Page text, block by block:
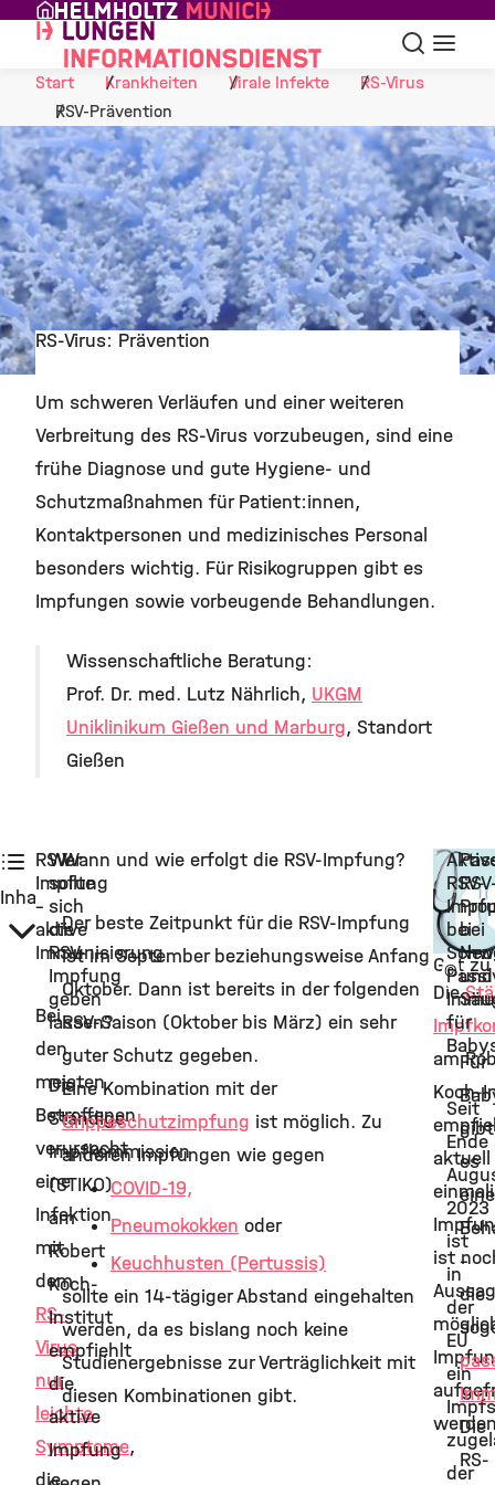
Skip to Content
Suche
Start
Krankheiten Virale Infekte
RS-Virus
RSV-Prävention
RS-Virus: Prävention
Um schweren Verläufen und einer weiteren
Verbreitung des RS-Virus vorzubeugen, sind eine
frühe Diagnose und gute Hygiene- und
Schutzmaßnahmen für Patient:innen,
Kontaktpersonen und medizinisches Personal
besonders wichtig. Für Risikogruppen gibt es
Impfungen sowie vorbeugende Behandlungen.
Wissenschaftliche Beratung:
Prof. Dr. med. Lutz Nährlich, UKGM
Uniklinikum Gießen und Marburg, Standort
Gießen
Inhalt
RSV-
Impfung
–
aktive
Immunisierung
Bei
den
meisten
Betroffenen
verursacht
eine
Infektion
mit
dem
RS-
Virus
nur
leichte
Symptome,
die
Wer
sollte
sich
die
RSV-
Impfung
geben
lassen?
Die
Ständige
Impfkommission
(STIKO)
am
Robert
Koch-
Institut
empfiehlt
die
aktive
Impfung
Wann und wie erfolgt die RSV-Impfung?
Der beste Zeitpunkt für die RSV-Impfung
ist im September beziehungsweise Anfang
Oktober. Dann ist bereits in der folgenden
RSV-Saison (Oktober bis März) ein sehr
guter Schutz gegeben.
Eine Kombination mit der
Grippeschutzimpfung ist möglich. Zu
anderen Impfungen wie gegen
COVID-19,
Pneumokokken oder
Keuchhusten (Pertussis)
sollte ein 14-tägiger Abstand eingehalten
werden, da es bislang noch keine
Studienergebnisse zur Verträglichkeit mit
diesen Kombinationen gibt.
Gut
Die
am
Koch-
aktuell
ist
©
RSV-
bei
für
Seit
Ende
2023
ist
in
der
EU
ein
der
bei
und
Für
gibt
es
–
die
Die
RS-